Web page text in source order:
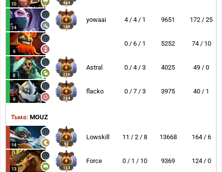
10 464
14 148
yowaai 4 / 4 / 1 9651 172 / 25
9
0 / 6 / 1 5252 74 / 10
8 216
Astral 0 / 4 / 3 4025 49 / 0
9 254
flacko 0 / 7 / 3 3975 40 / 1
Тьма: MOUZ
14 92
Lowskill 11 / 2 / 8 13668 164 / 6
13 113
Force 0 / 1 / 10 9369 124 / 0